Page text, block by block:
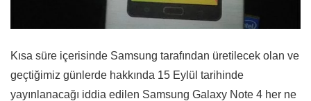
Kısa süre içerisinde Samsung tarafından üretilecek olan ve
geçtiğimiz günlerde hakkında 15 Eylül tarihinde
yayınlanacağı iddia edilen Samsung Galaxy Note 4 her ne